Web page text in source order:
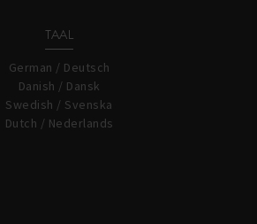
TAAL
German / Deutsch
Danish / Dansk
Swedish / Svenska
Dutch / Nederlands